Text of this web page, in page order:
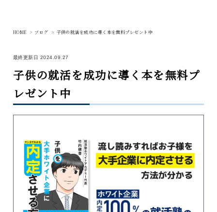
TOP
講師陣
ニュース
HOME > ブログ > 子供の就活を成功に導く本を無料プレゼント中
最終更新日 2024.09.27
子供の就活を成功に導く本を無料プ
レゼント中